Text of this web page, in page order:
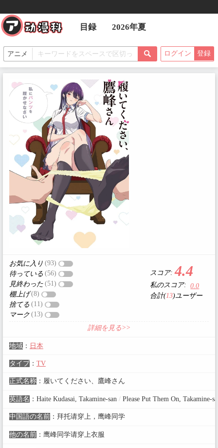
目録 2026年夏
ログイン 登録
お気に入り (93)
待っている (56)
見終わった (51)
棚上げ (8)
捨てる (11)
マーク (13)
スコア: 4.4
私のスコア:
0.0
合計(13)ユーザー
詳細を見る>>
地域： 日本
タイプ： TV
正式名称： 履いてください、鷹峰さん
英語名 ： Haite Kudasai, Takamine-san /Please Put Them On, Takamine-
中国語の名前： 拜托请穿上，鹰峰同学
他の名前： 鹰峰同学请穿上衣服